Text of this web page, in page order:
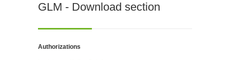
GLM - Download section
Authorizations